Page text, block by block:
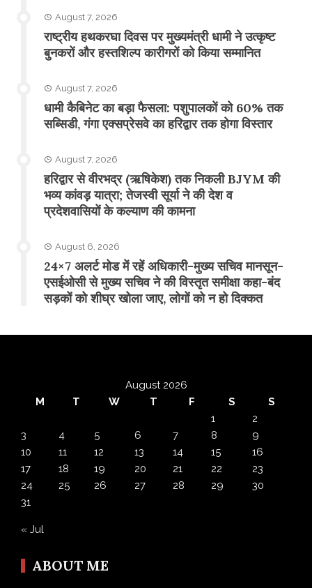
August 7, 2026
राष्ट्रीय हथकरघा दिवस पर मुख्यमंत्री धामी ने उत्कृष्ट
बुनकरों और हस्तशिल्प कारीगरों को किया सम्मानित
August 7, 2026
​धामी कैबिनेट का बड़ा फैसला: पशुपालकों को 60% तक
सब्सिडी, गंगा एक्सप्रेसवे का हरिद्वार तक होगा विस्तार
August 7, 2026
​हरिद्वार से वीरभद्र (ऋषिकेश) तक निकली BJYM की
भव्य कांवड़ यात्रा; तेजस्वी सूर्या ने की देश व
प्रदेशवासियों के कल्याण की कामना
August 6, 2026
24×7 अलर्ट मोड में रहें अधिकारी-मुख्य सचिव मानसून-
एसईओसी से मुख्य सचिव ने की विस्तृत समीक्षा कहा-बंद
सड़कों को शीघ्र खोला जाए, लोगों को न हो दिक्कत
August 2026
M
T W T F S
S
1
2
3
4 5 6 7 8
9
10
11 12 13 14 15
16
17
18 19 20 21 22
23
24
25 26 27 28 29
30
31
« Jul
ABOUT ME